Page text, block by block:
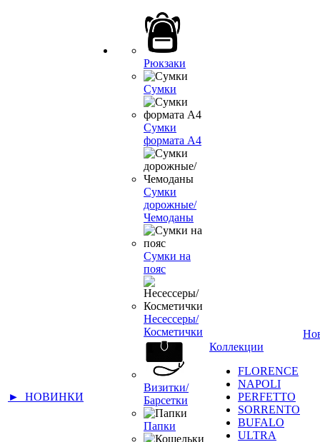
► НОВИНКИ
Рюкзаки
Сумки
Сумки
формата А4
Сумки
дорожные/
Чемоданы
Сумки на
пояс
Несессеры/
Косметички
Визитки/
Барсетки
Папки
Коллекции
FLORENCE
NAPOLI
PERFETTO
SORRENTO
BUFALO
ULTRA